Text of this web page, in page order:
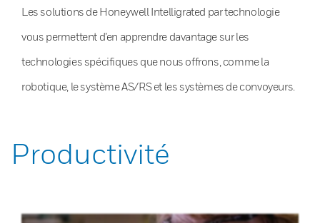
Les solutions de Honeywell Intelligrated par technologie
vous permettent d’en apprendre davantage sur les
technologies spécifiques que nous offrons, comme la
robotique, le système AS/RS et les systèmes de convoyeurs.
Productivité